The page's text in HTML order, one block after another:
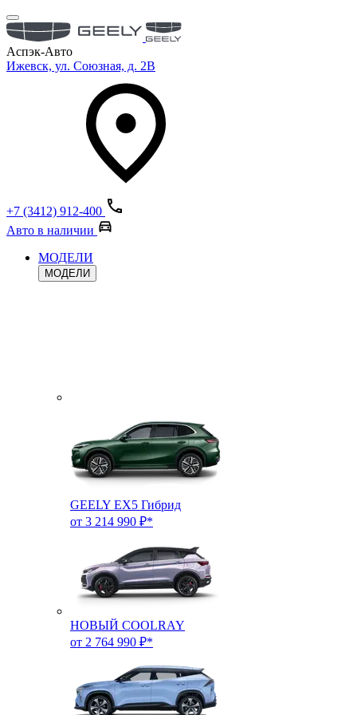
Аспэк-Авто
Ижевск, ул. Союзная, д. 2В
+7 (3412) 912-400
Авто в наличии
МОДЕЛИ
МОДЕЛИ
GEELY EX5 Гибрид
от 3 214 990 ₽*
НОВЫЙ COOLRAY
от 2 764 990 ₽*